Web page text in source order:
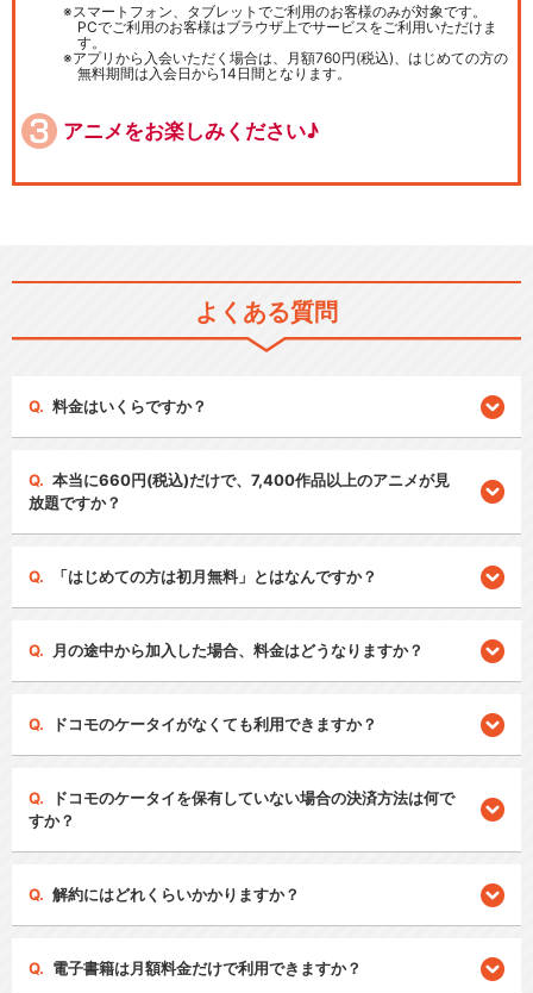
スマートフォン、タブレットでご利用のお客様のみが対象です。
PCでご利用のお客様はブラウザ上でサービスをご利用いただけま
す。
アプリから入会いただく場合は、月額760円(税込)、はじめての方の
無料期間は入会日から14日間となります。
アニメをお楽しみください♪
よくある質問
料金はいくらですか？
本当に660円(税込)だけで、7,400作品以上のアニメが見
放題ですか？
「はじめての方は初月無料」とはなんですか？
月の途中から加入した場合、料金はどうなりますか？
ドコモのケータイがなくても利用できますか？
ドコモのケータイを保有していない場合の決済方法は何で
すか？
解約にはどれくらいかかりますか？
電子書籍は月額料金だけで利用できますか？